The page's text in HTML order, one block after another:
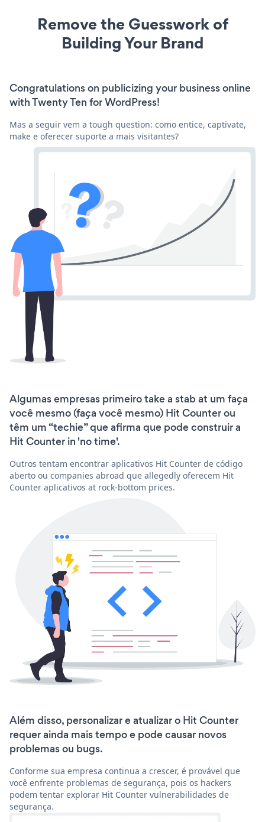
Remove the Guesswork of
Building Your Brand
Congratulations on publicizing your business online
with Twenty Ten for WordPress!
Mas a seguir vem a tough question: como entice, captivate,
make e oferecer suporte a mais visitantes?
Algumas empresas primeiro take a stab at um faça
você mesmo (faça você mesmo) Hit Counter ou
têm um “techie” que afirma que pode construir a
Hit Counter in 'no time'.
Outros tentam encontrar aplicativos Hit Counter de código
aberto ou companies abroad que allegedly oferecem Hit
Counter aplicativos at rock-bottom prices.
Além disso, personalizar e atualizar o Hit Counter
requer ainda mais tempo e pode causar novos
problemas ou bugs.
Conforme sua empresa continua a crescer, é provável que
você enfrente problemas de segurança, pois os hackers
podem tentar explorar Hit Counter vulnerabilidades de
segurança.